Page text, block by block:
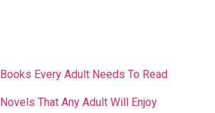
Every Adult Needs To Read
That Any Adult Will Enjoy